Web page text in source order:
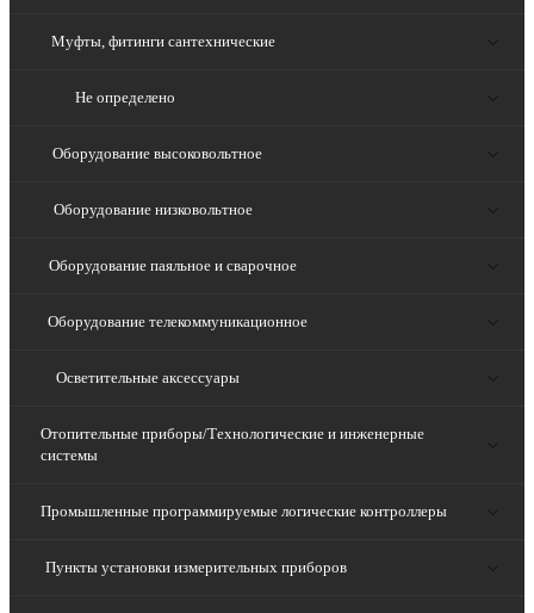
Муфты, фитинги сантехнические
Не определено
Оборудование высоковольтное
Оборудование низковольтное
Оборудование паяльное и сварочное
Оборудование телекоммуникационное
Осветительные аксессуары
Отопительные приборы/Технологические и инженерные
системы
Промышленные программируемые логические контроллеры
Пункты установки измерительных приборов